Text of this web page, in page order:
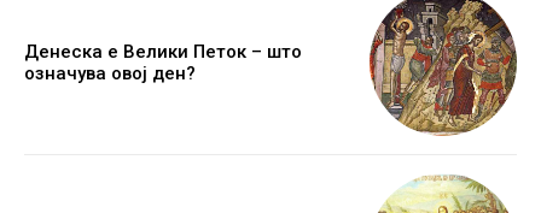
Денеска е Велики Петок – што
означува овој ден?